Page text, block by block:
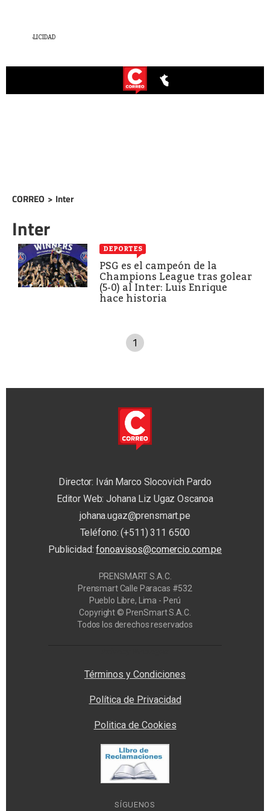
CORREO > Inter
Inter
DEPORTES
PSG es el campeón de la
Champions League tras golear
(5-0) al Inter: Luis Enrique
hace historia
1
Director: Iván Marco Slocovich Pardo
Editor Web: Johana Liz Ugaz Oscanoa
johana.ugaz@prensmart.pe
Teléfono: (+511) 311 6500
Publicidad:fonoavisos@comercio.com.pe
PRENSMART S.A.C.
Prensmart Calle Paracas #532
Pueblo Libre, Lima - Perú
Copyright © PrenSmart S.A.C.
Todos los derechos reservados
Términos y Condiciones
Política de Privacidad
Politica de Cookies
SÍGUENOS